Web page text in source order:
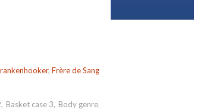
, Frère de Sang
, Basket case 3, Body genre,